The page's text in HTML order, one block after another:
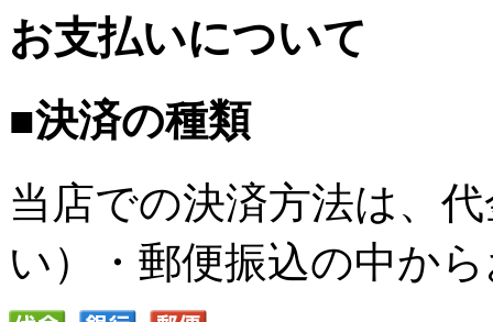
お支払いについて
■決済の種類
当店での決済方法は、
い）・郵便振込の中か